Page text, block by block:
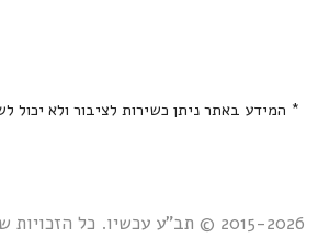
* המידע באתר ניתן כשירות לציבור ולא
2015-2026 © תב"ע עכשיו. כל הזכויות שמורות. | אתר זה אינו קשור אל ואינו נתמך ע"י גוף ממשלתי כלשהו כולל רשות מקרקעי ישראל. |